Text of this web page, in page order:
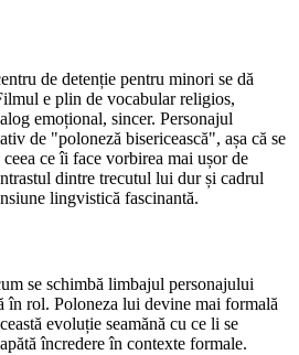
de detenție pentru minori se dă
e plin de vocabular religios,
emoțional, sincer. Personajul
de "poloneză bisericească", așa că se
ce îi face vorbirea mai ușor de
dintre trecutul lui dur și cadrul
lingvistică fascinantă.
se schimbă limbajul personajului
în rol. Poloneza lui devine mai formală
evoluție seamănă cu ce li se
încredere în contexte formale.